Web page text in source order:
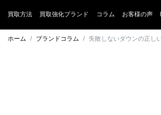
買取方法 買取強化ブランド コラム お客様の声
ホーム ブランドコラム 失敗しないダウンの正し